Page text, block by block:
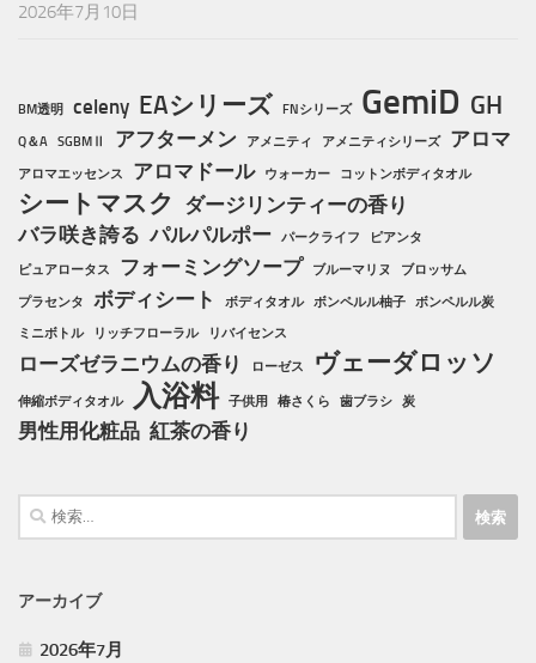
2026年7月10日
BM透明 celeny EAシリーズ FNシリーズ GemiD GH
Q＆A SGBMⅡ アフターメン アメニティ アメニティシリーズ アロマ
アロマエッセンス アロマドール ウォーカー コットンボディタオル
シートマスク ダージリンティーの香り
バラ咲き誇る パルパルポー パークライフ ピアンタ
ピュアロータス フォーミングソープ ブルーマリヌ ブロッサム
プラセンタ ボディシート ボディタオル ボンペルル柚子
ボンペルル炭
ミニボトル
リッチフローラル リバイセンス
ローズゼラニウムの香り ローゼス ヴェーダロッソ
伸縮ボディタオル 入浴料 子供用 椿さくら 歯ブラシ 炭
男性用化粧品 紅茶の香り
検
索:
アーカイブ
2026年7月